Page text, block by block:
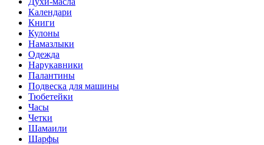
Календари
Книги
Кулоны
Намазлыки
Одежда
Нарукавники
Палантины
Подвеска для машины
Тюбетейки
Часы
Четки
Шамаили
Шарфы